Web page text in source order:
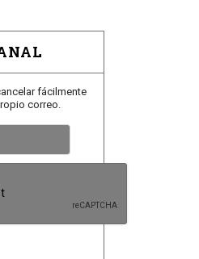
fácilmente
correo.